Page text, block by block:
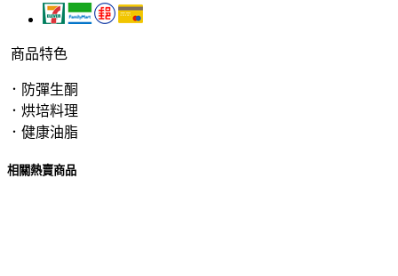
商品特色
．防彈生酮
．烘培料理
．健康油脂
相關熱賣商品